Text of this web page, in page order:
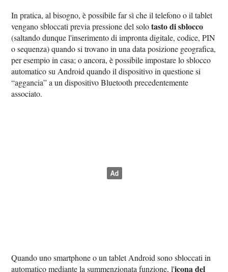
In pratica, al bisogno, è possibile far sì che il telefono o il tablet
vengano sbloccati previa pressione del solotasto di sblocco
(saltando dunque l'inserimento di impronta digitale, codice, PIN
o sequenza) quando si trovano in una data posizione geografica,
per esempio in casa; o ancora, è possibile impostare lo sblocco
automatico su Android quando il dispositivo in questione si
“aggancia” a un dispositivo Bluetooth precedentemente
associato.
Quando uno smartphone o un tablet Android sono sbloccati in
automatico mediante la summenzionata funzione, l'icona del